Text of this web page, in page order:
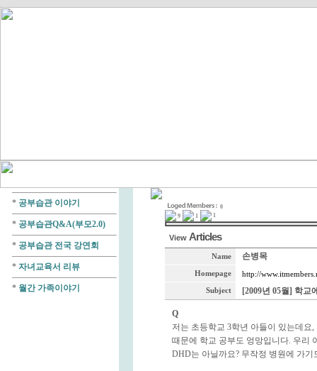
* 공부습관 이야기
* 공부습관Q&A(부모2.0)
* 공부습관 전국 강연회
* 자녀교육서 리뷰
* 월간 가족이야기
0
9
1 1
View Articles
Name 손병목
Homepage http://
Subject [2009년 05월] 학교
Q
저는 초등학교 3학년 아들이 있는데
때문에 학교 공부도 엉망입니다. 우리
DHD는 아닐까요? 무작정 병원에 가기